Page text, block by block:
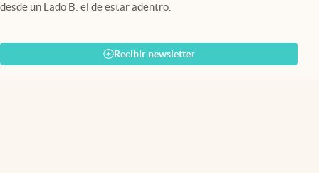
desde un Lado B: el de estar adentro.
Recibir newsletter